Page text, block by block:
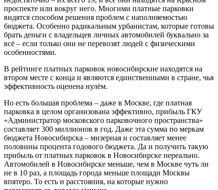
проспекте или вокруг него. Многими платные парковки
видятся способом решения проблем с наполняемостью
бюджета. Особенно радикальным урбанистам, которые готовы
брать деньги с владельцев личных автомобилей буквально за
всё – если только они не перевозят людей с физическими
особенностями.
В рейтинге платных парковок новосибирские находятся на
втором месте с конца и являются единственными в стране, чья
эффективность оценена нулём.
Но есть большая проблема – даже в Москве, где платная
парковка в целом организована эффективно, прибыль ГКУ
«Администратор московского парковочного пространства»
составляет 300 миллионов в год. Даже эта сумма по меркам
бюджета Новосибирска – мизерная и составляет менее
половины процента годового бюджета. Да и получить такую
прибыль от платных парковок в Новосибирске нереально.
Автомобилей в Новосибирске меньше, чем в Москве чуть ли
не в 10 раз, а площадь города меньше площади Москвы
впятеро. То есть и расстояния, на которые нужно